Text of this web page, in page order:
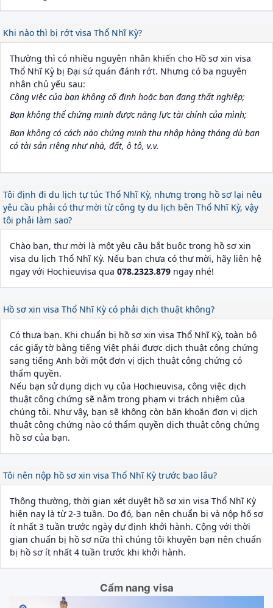
Khi nào thì bị rớt visa Thổ Nhĩ Kỳ?
Thường thì có nhiều nguyên nhân khiến cho Hồ sơ xin visa
Thổ Nhĩ Kỳ bị Đại sứ quán đánh rớt. Nhưng có ba nguyên
nhân chủ yếu sau:
Công việc của bạn không cố định hoặc bạn đang thất nghiệp;
Bạn không thể chứng minh được năng lực tài chính của mình;
Bạn không có cách nào chứng minh thu nhập hàng tháng dù bạn
có tài sản riêng như nhà, đất, ô tô, v.v.
Tôi định đi du lịch tự túc Thổ Nhĩ Kỳ, nhưng trong hồ sơ lại nêu
yêu cầu phải có thư mời từ công ty du lịch bên Thổ Nhĩ Kỳ, vậy
tôi phải làm sao?
Chào bạn, thư mời là một yêu cầu bắt buộc trong hồ sơ xin
visa du lịch Thổ Nhĩ Kỳ. Nếu bạn chưa có thư mời, hãy liên hệ
ngay với Hochieuvisa qua 078.2323.879 ngay nhé!
Hồ sơ xin visa Thổ Nhĩ Kỳ có phải dịch thuật không?
Có thưa bạn. Khi chuẩn bị hồ sơ xin visa Thổ Nhĩ Kỳ, toàn bộ
các giấy tờ bằng tiếng Việt phải được dịch thuật công chứng
sang tiếng Anh bởi một đơn vị dịch thuật công chứng có
thẩm quyền.
Nếu bạn sử dụng dịch vụ của Hochieuvisa, công việc dịch
thuật công chứng sẽ nằm trong phạm vi trách nhiệm của
chúng tôi. Như vậy, bạn sẽ không còn băn khoăn đơn vị dịch
thuật công chứng nào có thẩm quyền dịch thuật công chứng
hồ sơ của bạn.
Tôi nên nộp hồ sơ xin visa Thổ Nhĩ Kỳ trước bao lâu?
Thông thường, thời gian xét duyệt hồ sơ xin visa Thổ Nhĩ Kỳ
hiện nay là từ 2-3 tuần. Do đó, bạn nên chuẩn bị và nộp hố sơ
ít nhất 3 tuần trước ngày dự định khởi hành. Cộng với thời
gian chuẩn bị hồ sơ nữa thì chúng tôi khuyên bạn nên chuẩn
bị hồ sơ ít nhất 4 tuần trước khi khởi hành.
Cẩm nang visa